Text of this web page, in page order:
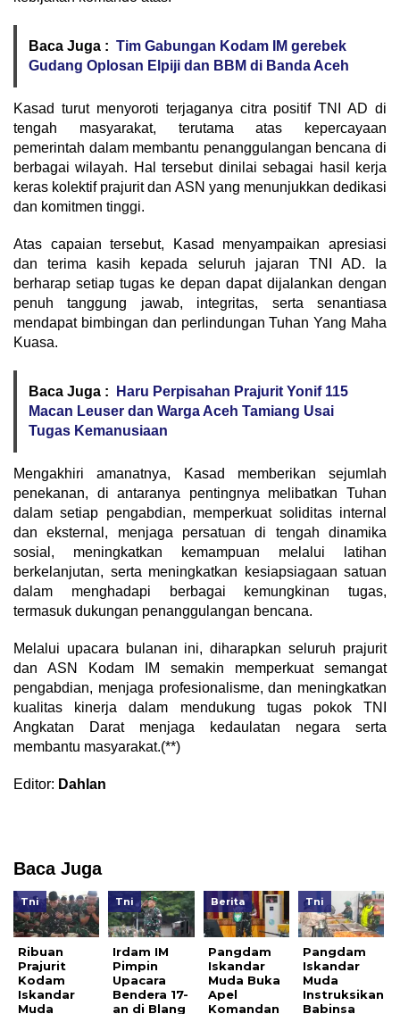
Baca Juga : Tim Gabungan Kodam IM gerebek
Gudang Oplosan Elpiji dan BBM di Banda Aceh
Kasad turut menyoroti terjaganya citra positif TNI AD di
tengah masyarakat, terutama atas kepercayaan
pemerintah dalam membantu penanggulangan bencana di
berbagai wilayah. Hal tersebut dinilai sebagai hasil kerja
keras kolektif prajurit dan ASN yang menunjukkan dedikasi
dan komitmen tinggi.
Atas capaian tersebut, Kasad menyampaikan apresiasi
dan terima kasih kepada seluruh jajaran TNI AD. Ia
berharap setiap tugas ke depan dapat dijalankan dengan
penuh tanggung jawab, integritas, serta senantiasa
mendapat bimbingan dan perlindungan Tuhan Yang Maha
Kuasa.
Baca Juga :
Haru Perpisahan Prajurit Yonif 115
Macan Leuser dan Warga Aceh Tamiang Usai
Tugas Kemanusiaan
Mengakhiri amanatnya, Kasad memberikan sejumlah
penekanan, di antaranya pentingnya melibatkan Tuhan
dalam setiap pengabdian, memperkuat soliditas internal
dan eksternal, menjaga persatuan di tengah dinamika
sosial, meningkatkan kemampuan melalui latihan
berkelanjutan, serta meningkatkan kesiapsiagaan satuan
dalam menghadapi berbagai kemungkinan tugas,
termasuk dukungan penanggulangan bencana.
Melalui upacara bulanan ini, diharapkan seluruh prajurit
dan ASN Kodam IM semakin memperkuat semangat
pengabdian, menjaga profesionalisme, dan meningkatkan
kualitas kinerja dalam mendukung tugas pokok TNI
Angkatan Darat menjaga kedaulatan negara serta
membantu masyarakat.(**)
Editor: Dahlan
Baca Juga
Tni
Ribuan
Prajurit
Kodam
Iskandar
Muda
Tni
Irdam IM
Pimpin
Upacara
Bendera 17-
an di Blang
Berita
Pangdam
Iskandar
Muda Buka
Apel
Komandan
Tni
Pangdam
Iskandar
Muda
Instruksikan
Babinsa